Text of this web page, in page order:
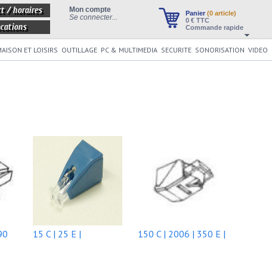
Panier (0 article)
0 € TTC
Commande rapide
Mon compte
Se connecter...
/ horaires
ET LOISIRS OUTILLAGE PC & MULTIMEDIA SECURITE SONORISATION VIDEO
15 C | 25 E | 150 C | 2006 | 350 E |